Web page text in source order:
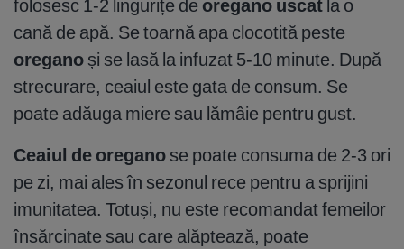
folosesc 1-2 lingurițe de oregano uscat la o
cană de apă. Se toarnă apa clocotită peste
oregano și se lasă la infuzat 5-10 minute. După
strecurare, ceaiul este gata de consum. Se
poate adăuga miere sau lămâie pentru gust.
Ceaiul de oregano se poate consuma de 2-3 ori
pe zi, mai ales în sezonul rece pentru a sprijini
imunitatea. Totuși, nu este recomandat femeilor
însărcinate sau care alăptează, poate